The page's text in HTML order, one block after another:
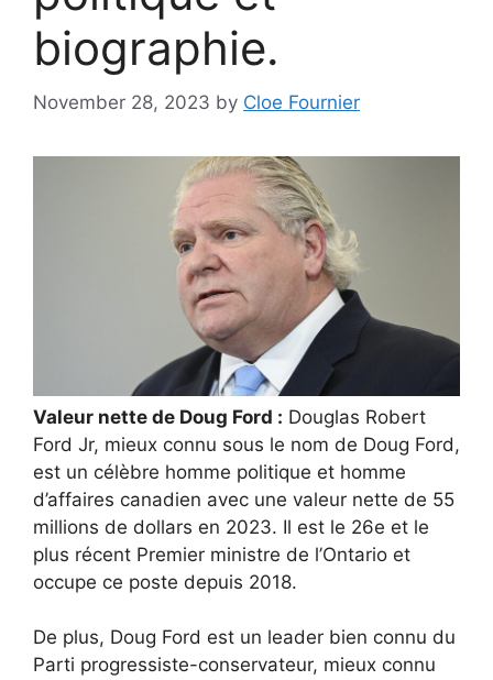
biographie.
November 28, 2023 by Cloe Fournier
Valeur nette de Doug Ford : Douglas Robert
Ford Jr, mieux connu sous le nom de Doug Ford,
est un célèbre homme politique et homme
d’affaires canadien avec une valeur nette de 55
millions de dollars en 2023. Il est le 26e et le
plus récent Premier ministre de l’Ontario et
occupe ce poste depuis 2018.
De plus, Doug Ford est un leader bien connu du
Parti progressiste-conservateur, mieux connu